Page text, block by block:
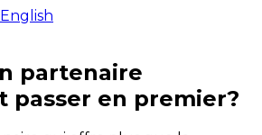
partenaire
passer en premier?